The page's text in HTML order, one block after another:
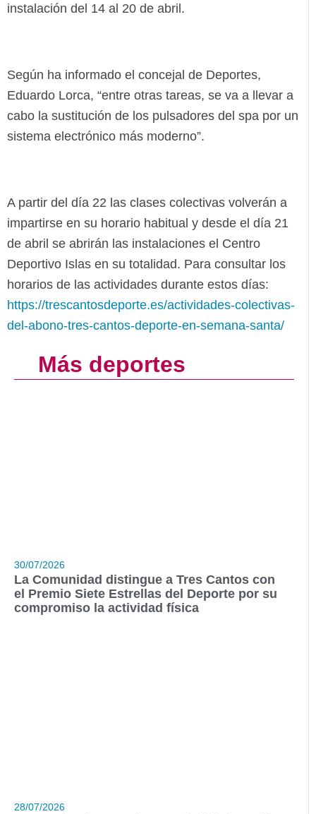
instalación del 14 al 20 de abril.
Según ha informado el concejal de Deportes,
Eduardo Lorca, “entre otras tareas, se va a llevar a
cabo la sustitución de los pulsadores del spa por un
sistema electrónico más moderno”.
A partir del día 22 las clases colectivas volverán a
impartirse en su horario habitual y desde el día 21
de abril se abrirán las instalaciones el Centro
Deportivo Islas en su totalidad. Para consultar los
horarios de las actividades durante estos días:
https://trescantosdeporte.es/actividades-colectivas-
del-abono-tres-cantos-deporte-en-semana-santa/
Más deportes
30/07/2026
La Comunidad distingue a Tres Cantos con
el Premio Siete Estrellas del Deporte por su
compromiso la actividad física
28/07/2026